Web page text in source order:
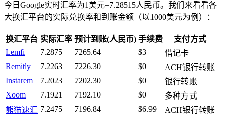
今日Google实时汇率为1美元=7.28515人民币。我们来看看各
大换汇平台的实际兑换率和到账金额（以1000美元为例）：
换汇平台 实际汇率 预计到账(人民币) 手续费
支付方式
Lemfi
7.2875 7265.64 $3
借记卡
Remitly
7.2263 7226.30 $0
ACH银行转账
Instarem
7.2023 7202.30 $0
银行转账
Xoom
7.1921 7192.10 $0
多种方式
熊猫速汇 7.2475 7196.84 $6.99 ACH银行转账